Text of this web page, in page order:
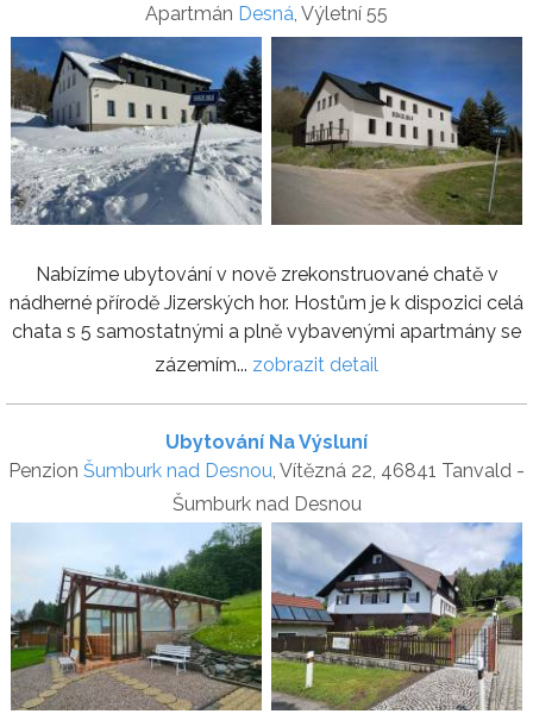
Apartmán Desná, Výletní 55
Nabízíme ubytování v nově zrekonstruované chatě v
nádherné přírodě Jizerských hor. Hostům je k dispozici celá
chata s 5 samostatnými a plně vybavenými apartmány se
zázemím... zobrazit detail
Ubytování Na Výsluní
Penzion Šumburk nad Desnou, Vítězná 22, 46841 Tanvald -
Šumburk nad Desnou